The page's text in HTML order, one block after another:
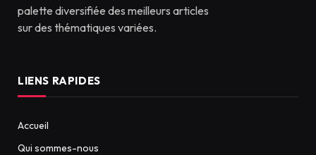
palette diversifiée des meilleurs articles
sur des thématiques variées.
LIENS RAPIDES
Accueil
Qui sommes-nous